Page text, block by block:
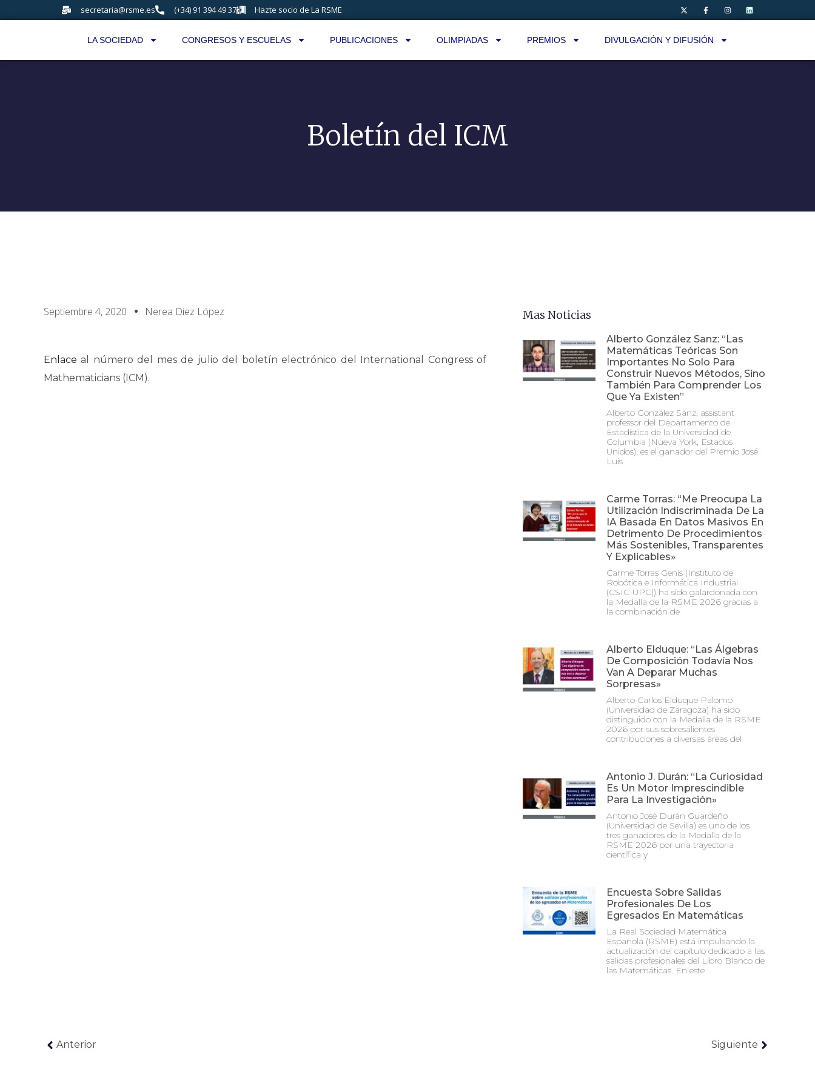
secretaria@rsme.es (+34) 91 394 49 37 Hazte socio de La RSME
LA SOCIEDAD CONGRESOS Y ESCUELAS PUBLICACIONES OLIMPIADAS PREMIOS DIVULGACIÓN Y DIFUSIÓN
Boletín del ICM
Septiembre 4, 2020 Nerea Diez López
Enlace al número del mes de julio del boletín electrónico del International Congress of
Mathematicians (ICM).
Mas Noticias
Alberto González Sanz: “Las
Matemáticas Teóricas Son
Importantes No Solo Para
Construir Nuevos Métodos, Sino
También Para Comprender Los
Que Ya Existen”
Alberto González Sanz, assistant
professor del Departamento de
Estadística de la Universidad de
Columbia (Nueva York, Estados
Unidos), es el ganador del Premio José
Luis
Carme Torras: “Me Preocupa La
Utilización Indiscriminada De La
IA Basada En Datos Masivos En
Detrimento De Procedimientos
Más Sostenibles, Transparentes
Y Explicables»
Carme Torras Genís (Instituto de
Robótica e Informática Industrial
(CSIC-UPC)) ha sido galardonada con
la Medalla de la RSME 2026 gracias a
la combinación de
Alberto Elduque: “Las Álgebras
De Composición Todavía Nos
Van A Deparar Muchas
Sorpresas»
Alberto Carlos Elduque Palomo
(Universidad de Zaragoza) ha sido
distinguido con la Medalla de la RSME
2026 por sus sobresalientes
contribuciones a diversas áreas del
Antonio J. Durán: “La Curiosidad
Es Un Motor Imprescindible
Para La Investigación»
Antonio José Durán Guardeño
(Universidad de Sevilla) es uno de los
tres ganadores de la Medalla de la
RSME 2026 por una trayectoria
científica y
Encuesta Sobre Salidas
Profesionales De Los
Egresados En Matemáticas
La Real Sociedad Matemática
Española (RSME) está impulsando la
actualización del capítulo dedicado a las
salidas profesionales del Libro Blanco de
las Matemáticas. En este
Anterior Siguiente